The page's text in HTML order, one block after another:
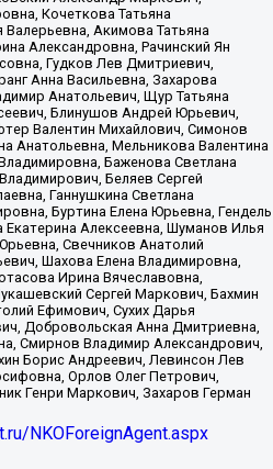
Кочеткова Татьяна
Акимова Татьяна
Александровна, Рачинский Ян
Гудков Лев Дмитриевич,
Анна Васильевна, Захарова
Анатольевич, Щур Татьяна
Блинушов Андрей Юрьевич,
Валентин Михайлович, Симонов
Анатольевна, Мельникова Валентина
Баженова Светлана
Беляев Сергей
Ганнушкина Светлана
Буртина Елена Юрьевна, Гендель
Алексеевна, Шуманов Илья
Свечников Анатолий
Шахова Елена Владимировна,
Ирина Вячеславовна,
Сергей Маркович, Бахмин
Ефимович, Сухих Дарья
Добровольская Анна Дмитриевна,
Смирнов Владимир Александрович,
Борис Андреевич, Левинсон Лев
Орлов Олег Петрович,
Генри Маркович, Захаров Герман
NKOForeignAgent.aspx